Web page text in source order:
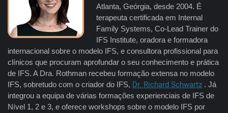
Atlanta, Geórgia, desde 2004. É
terapeuta certificada em Internal
Family Systems, Co-Lead Trainer do
IFS Institute, oradora e formadora
internacional sobre o modelo IFS, e consultora profissional para
clínicos que procuram aprofundar o seu conhecimento e prática
de IFS. A Dra. Rothman recebeu formação extensa no modelo
IFS, sobretudo com o criador do IFS, Dr. Richard Schwartz . Já
integrou a equipa de várias formações experienciais de IFS de
Nível 1, 2 e 3, e oferece workshops sobre o modelo IFS por